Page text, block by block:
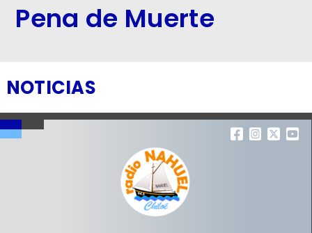
Pena de Muerte
NOTICIAS